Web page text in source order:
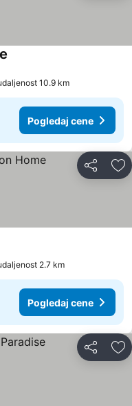
10.9 km
Pogledaj cene
Deli
2.7 km
Pogledaj cene
Deli